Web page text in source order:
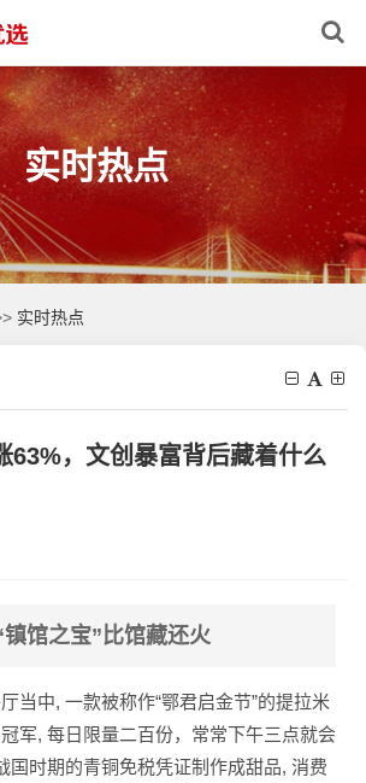
实时热点
实时热点
63%，文创暴富背后藏着什么
馆之宝”比馆藏还火
当中, 一款被称作“鄂君启金节”的提拉米
军, 每日限量二百份，常常下午三点就会
国时期的青铜免税凭证制作成甜品, 消费